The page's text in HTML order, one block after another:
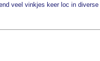
veel vinkjes keer loc in